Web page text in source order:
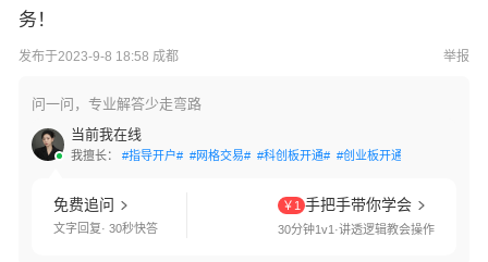
务！
发布于2023-9-8 18:58 成都 举报
问一问，专业解答少走弯路
当前我在线
我擅长： #指导开户# #网格交易# #科创板开通# #创业板开通#
免费追问
文字回复· 30秒快答
￥1 手把手带你学会
30分钟1v1·讲透逻辑教会操作